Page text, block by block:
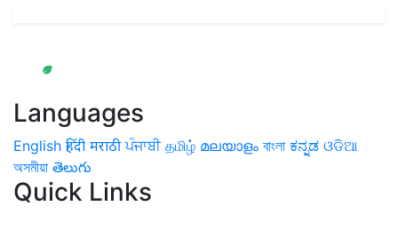
Languages
English हिंदी मराठी ਪੰਜਾਬੀ தமிழ் മലയാളം বাংলা ಕನ್ನಡ ଓଡିଆ
অসমীয়া తెలుగు
Quick Links